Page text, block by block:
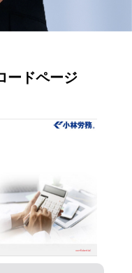
ードページ